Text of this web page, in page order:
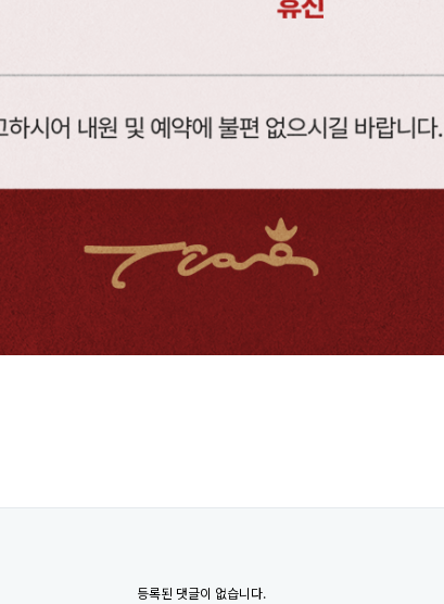
등록된 댓글이 없습니다.